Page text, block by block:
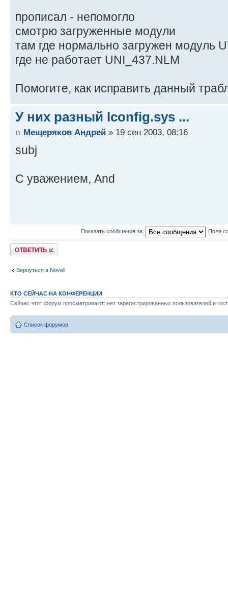
прописал - непомогло
смотрю загруженные модули
там где нормально загружен модуль
где не работает UNI_437.NLM
Помогите, как исправить данный
У них разный lconfig.sys ...
Мещеряков Андрей » 19 сен 2003, 08:16
subj
С уважением, And
Показать сообщения за: Поле
Ответить
Вернуться в Novell
КТО СЕЙЧАС НА КОНФЕРЕНЦИИ
Сейчас этот форум просматривают: нет зарегистрированных пользователей и
Список форумов